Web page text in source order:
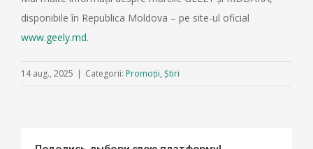
disponibile în Republica Moldova – pe site-ul oficial
www.geely.md.
14 aug., 2025 | Categorii: Promoții, Știri